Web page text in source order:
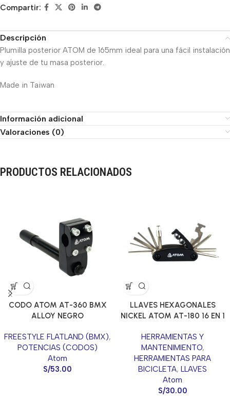
Compartir:
Descripción
Plumilla posterior ATOM de 165mm ideal para una fácil instalación
y ajuste de tu masa posterior.
Made in Taiwan
Información adicional
Valoraciones (0)
PRODUCTOS RELACIONADOS
CODO ATOM AT-360 BMX
ALLOY NEGRO
FREESTYLE FLATLAND (BMX),
POTENCIAS (CODOS)
Atom
S/53.00
LLAVES HEXAGONALES
NICKEL ATOM AT-180 16 EN 1
HERRAMIENTAS Y
MANTENIMIENTO,
HERRAMIENTAS PARA
BICICLETA, LLAVES
Atom
S/30.00